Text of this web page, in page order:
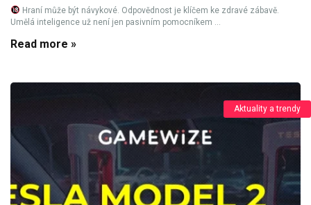
Hraní může být návykové. Odpovědnost je klíčem ke zdravé zábavě.
Umělá inteligence už není jen pasivním pomocníkem ...
Read more »
Aktuality a trendy